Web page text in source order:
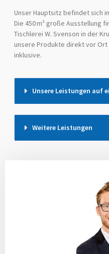
Unser Hauptsitz befindet sich
Die 450 m² große Ausstellung
Tischlerei W. Svenson in der
unsere Produkte direkt vor
inklusive.
Unsere Leistungen auf
Weitere Leistungen